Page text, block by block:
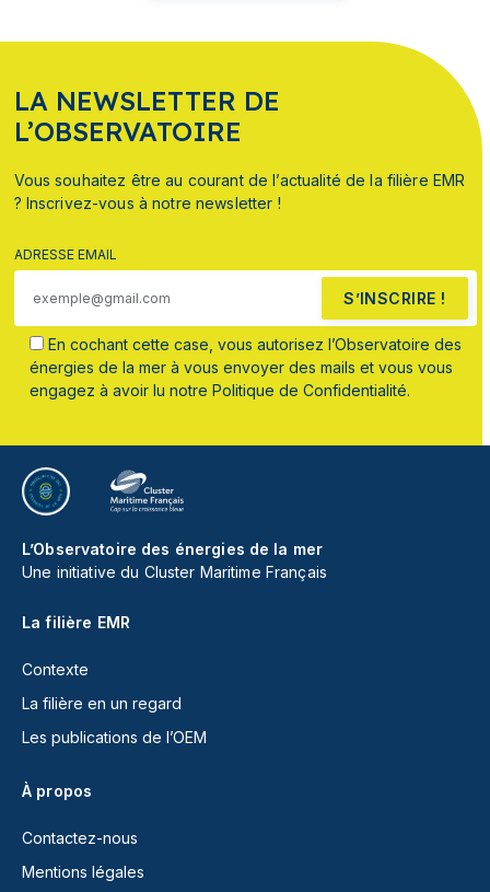
LA NEWSLETTER DE
L’OBSERVATOIRE
Vous souhaitez être au courant de l’actualité de la filière EMR
? Inscrivez-vous à notre newsletter !
ADRESSE EMAIL
S’INSCRIRE !
En cochant cette case, vous autorisez l’Observatoire des
énergies de la mer à vous envoyer des mails et vous vous
engagez à avoir lu notre Politique de Confidentialité.
L’Observatoire des énergies de la mer
Une initiative du Cluster Maritime Français
La filière EMR
Contexte
La filière en un regard
Les publications de l’OEM
À propos
Contactez-nous
Mentions légales